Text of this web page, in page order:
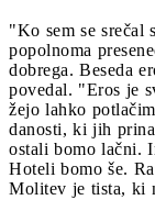
"Ko sem se srečal
popolnoma
dobrega. Beseda
povedal. "Eros je
žejo lahko
danosti, ki jih
ostali bomo lačni.
Hoteli bomo še.
Molitev je tista, ki